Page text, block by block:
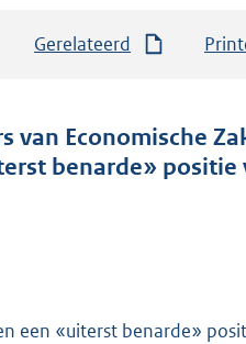
Gerelateerd
van Economische
benarde» positie
een «uiterst benarde»